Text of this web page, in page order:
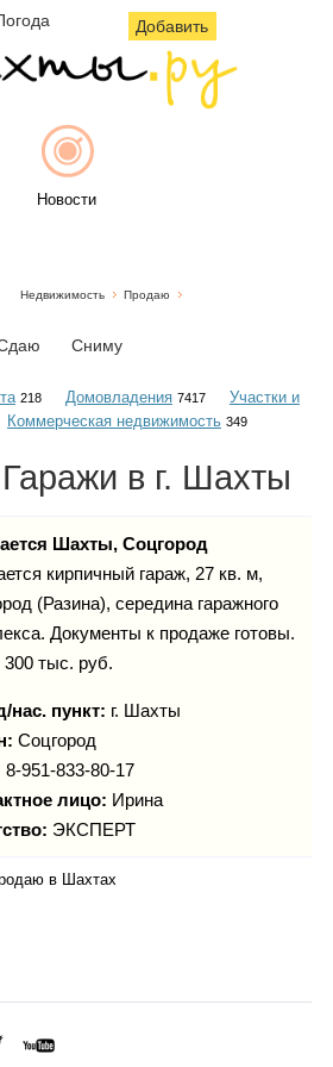
Добавить
Новости
Объявления
Каталог
Гороскоп
Карты
Недвижимость Продаю
Сниму
218 Домовладения 7417
Участки и
Коммерческая недвижимость 349
в г. Шахты
Шахты, Соцгород
кирпичный гараж, 27 кв. м,
(Разина), середина гаражного
Документы к продаже готовы.
тыс. руб.
нас. пункт: г. Шахты
Соцгород
8-951-833-80-17
лицо: Ирина
ЭКСПЕРТ
в Шахтах